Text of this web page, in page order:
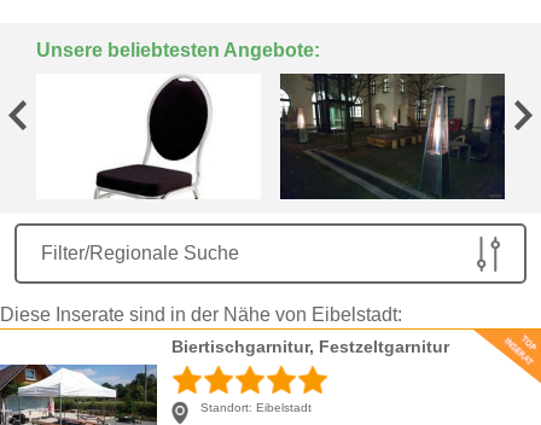
Unsere beliebtesten Angebote:
Filter/Regionale Suche
Diese Inserate sind in der Nähe von Eibelstadt:
Biertischgarnitur, Festzeltgarnitur
Standort: Eibelstadt